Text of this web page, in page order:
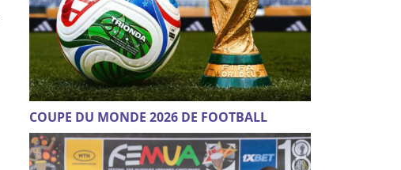
COUPE DU MONDE 2026 DE FOOTBALL